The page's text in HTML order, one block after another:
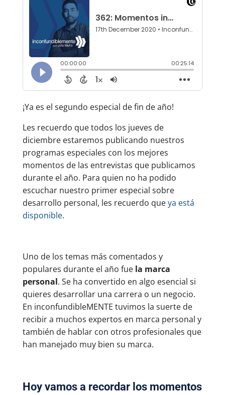
¡Ya es el segundo especial de fin de año!
Les recuerdo que todos los jueves de
diciembre estaremos publicando nuestros
programas especiales con los mejores
momentos de las entrevistas que publicamos
durante el año. Para quien no ha podido
escuchar nuestro primer especial sobre
desarrollo personal, les recuerdo queya está
disponible.
Uno de los temas más comentados y
populares durante el año fue la marca
personal. Se ha convertido en algo esencial si
quieres desarrollar una carrera o un negocio.
En inconfundibleMENTE tuvimos la suerte de
recibir a muchos expertos en marca personal y
también de hablar con otros profesionales que
han manejado muy bien su marca.
Hoy vamos a recordar los momentos